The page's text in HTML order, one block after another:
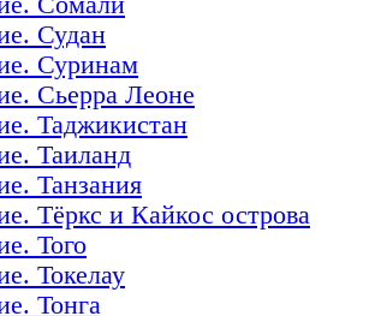
Судан
Суринам
Сьерра Леоне
Таджикистан
Таиланд
Танзания
Тёркс и Кайкос острова
Того
Токелау
Тонга